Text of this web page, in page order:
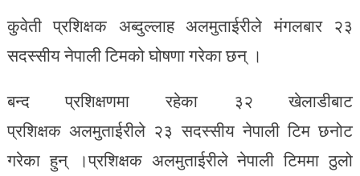
कुवेती प्रशिक्षक अब्दुल्लाह अलमुताईरीले मंगलबार २३
सदस्सीय नेपाली टिमको घोषणा गरेका छन् ।
बन्द प्रशिक्षणमा रहेका ३२ खेलाडीबाट
प्रशिक्षक अलमुताईरीले २३ सदस्सीय नेपाली टिम छनोट
गरेका हुन् ।प्रशिक्षक अलमुताईरीले नेपाली टिममा ठुलो